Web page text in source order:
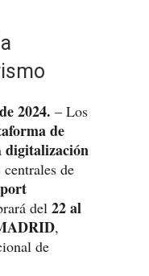
2024. – Los
de
digitalización
centrales de
del 22 al
,
de